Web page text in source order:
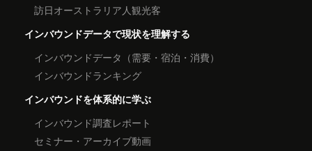
訪日オーストラリア人観光客
インバウンドデータで現状を理解する
インバウンドデータ（需要・宿泊・消費）
インバウンドランキング
インバウンドを体系的に学ぶ
インバウンド調査レポート
セミナー・アーカイブ動画